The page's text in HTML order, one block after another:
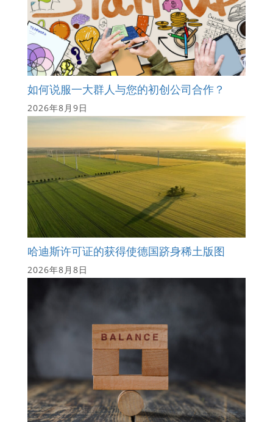
如何说服一大群人与您的初创公司合作？
2026年8月9日
哈迪斯许可证的获得使德国跻身稀土版图
2026年8月8日